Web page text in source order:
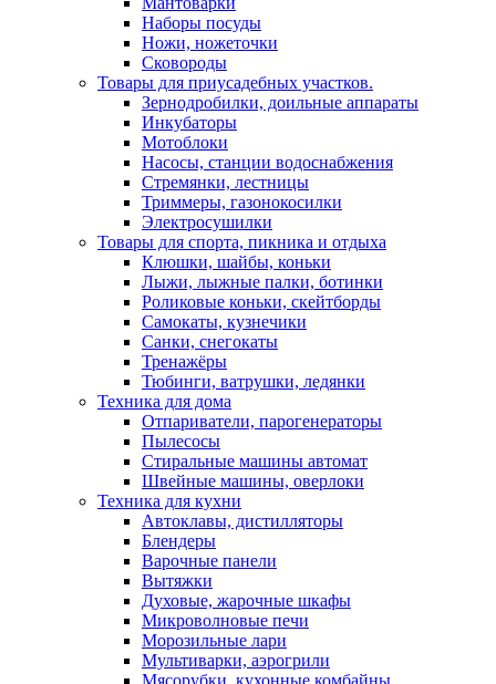
Наборы посуды
Ножи, ножеточки
Сковороды
Товары для приусадебных участков.
Зернодробилки, доильные аппараты
Инкубаторы
Мотоблоки
Насосы, станции водоснабжения
Стремянки, лестницы
Триммеры, газонокосилки
Электросушилки
Товары для спорта, пикника и отдыха
Клюшки, шайбы, коньки
Лыжи, лыжные палки, ботинки
Роликовые коньки, скейтборды
Самокаты, кузнечики
Санки, снегокаты
Тренажёры
Тюбинги, ватрушки, ледянки
Техника для дома
Отпариватели, парогенераторы
Пылесосы
Стиральные машины автомат
Швейные машины, оверлоки
Техника для кухни
Автоклавы, дистилляторы
Блендеры
Варочные панели
Вытяжки
Духовые, жарочные шкафы
Микроволновые печи
Морозильные лари
Мультиварки, аэрогрили
Мясорубки, кухонные комбайны